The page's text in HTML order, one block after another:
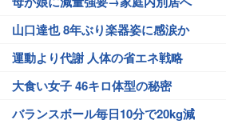
山口達也 8年ぶり楽器姿に感涙か
運動より代謝 人体の省エネ戦略
大食い女子 46キロ体型の秘密
バランスボール毎日10分で20kg減